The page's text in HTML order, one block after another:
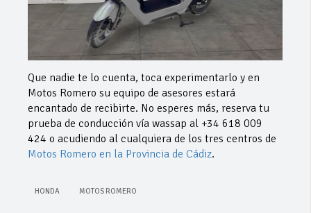
Que nadie te lo cuenta, toca experimentarlo y en
Motos Romero su equipo de asesores estará
encantado de recibirte. No esperes más, reserva tu
prueba de conducción vía wassap al +34 618 009
424 o acudiendo al cualquiera de los tres centros de
Motos Romero en la Provincia de Cádiz.
HONDA MOTOS ROMERO